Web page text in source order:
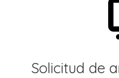
Solicitud de